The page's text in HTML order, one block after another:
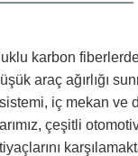
karbon
araç ağırlığı
iç mekan ve
çeşitli